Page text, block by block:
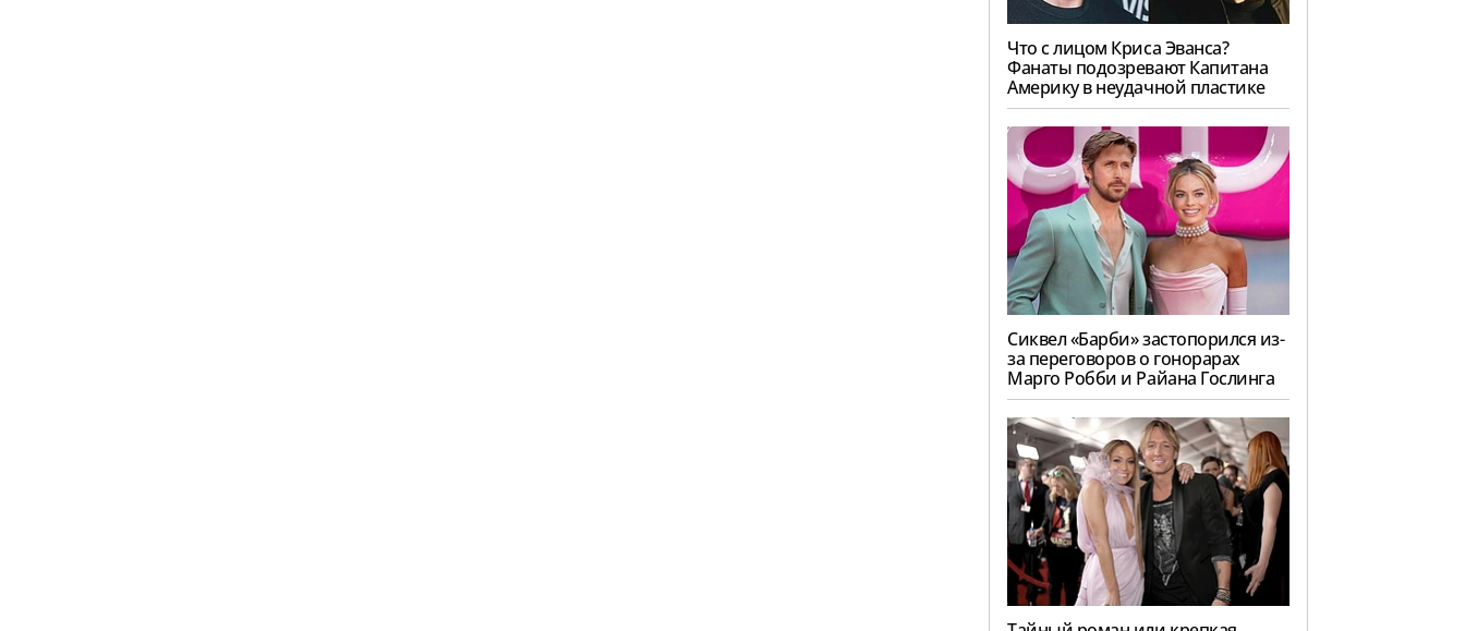
Что с лицом Криса Эванса?
Фанаты подозревают Капитана
Америку в неудачной пластике
Сиквел «Барби» застопорился из-
за переговоров о гонорарах
Марго Робби и Райана Гослинга